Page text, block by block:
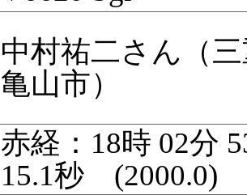
中村祐二さん（
亀山市）
赤経：18時 02
15.1秒